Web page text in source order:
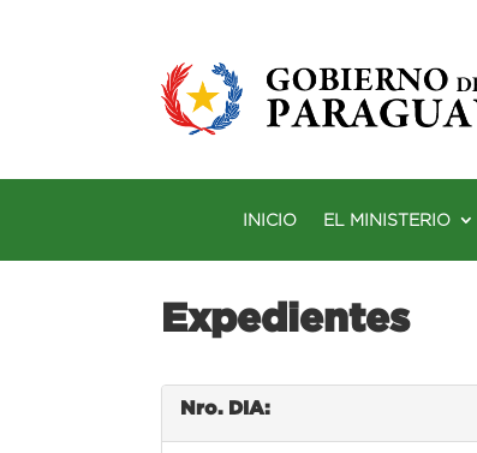
INICIO EL MINISTERIO
Expedientes
Nro. DIA: